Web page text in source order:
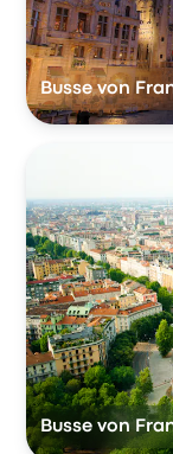
Busse von
Busse von